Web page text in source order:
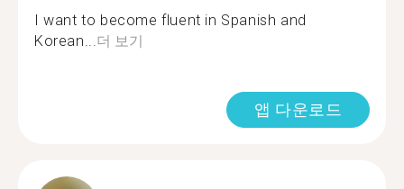
I want to become fluent in Spanish and
Korean... 더 보기
앱 다운로드